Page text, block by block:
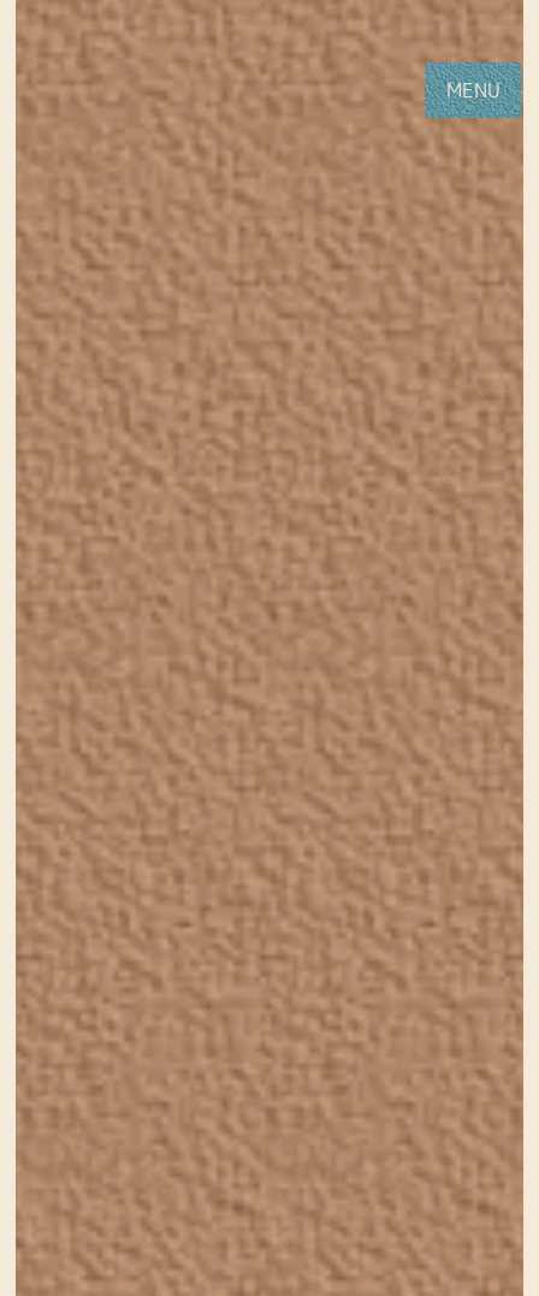
コ
ン
テ
動
ナ
ビ
ゲ
に
女性・子供向けホームページ制作(神戸・明石)Sourire web studio
HOME 制作事例に「いずねこ探偵社様」を追加しました
2013年9月12日
制作事例に「いずねこ探偵社様」
を追加しました
静岡県東部を舞台に、おもしろいことを見つけ・
集め・時には作っていく、オルタナティブ系（な
んでもあり）娯楽サイトです。
イラストレーターさんのかわいらしい猫のイラス
トを提供していただき、それを元にロゴやアイコ
ンを含めてデザインしました。
猫のイラストがとてもかわいかったので、すごく
楽しくデザインさせていただきました♪
更新はご本人がされるということなので、今後ど
んなふうに進化していくのか楽しみですね！
制作実績 いずねこ探偵者様
前の記事
制作事例に『神戸エクス
テリア様』を追加しまし
次の記事
制作事例に「リラクゼー
MENU